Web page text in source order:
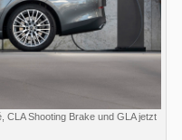
CLA Shooting Brake und GLA jetzt